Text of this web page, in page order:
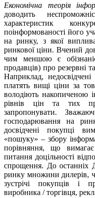
Економічна теорія
доводить
характеристик
поінформованості його
на ринку, з якої
ринкової ціни. Вчений
чим меншою є
продавців) про резервні
Наприклад,
платять вищі ціни за
володіють накопиченою
рівнів цін та тих
запропонувати.
господарювання на
досвідчені покупці
«пошуку» – збору
порівняння, що
питання доцільності
спрощення. До останніх
ринку множини дилерів,
зустрічі покупців і
виробника / торгівця,